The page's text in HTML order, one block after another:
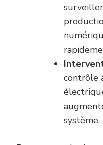
contrôle
système.